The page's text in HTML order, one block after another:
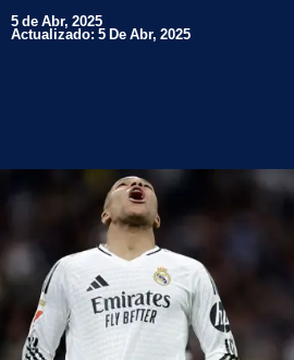
5 de Abr, 2025
Actualizado: 5 De Abr, 2025